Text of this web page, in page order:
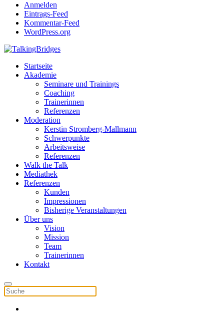
Anmelden
Eintrags-Feed
Kommentar-Feed
WordPress.org
Startseite
Akademie
Seminare und Trainings
Coaching
Trainerinnen
Referenzen
Moderation
Kerstin Stromberg-Mallmann
Schwerpunkte
Arbeitsweise
Referenzen
Walk the Talk
Mediathek
Referenzen
Kunden
Impressionen
Bisherige Veranstaltungen
Über uns
Vision
Mission
Team
Trainerinnen
Kontakt